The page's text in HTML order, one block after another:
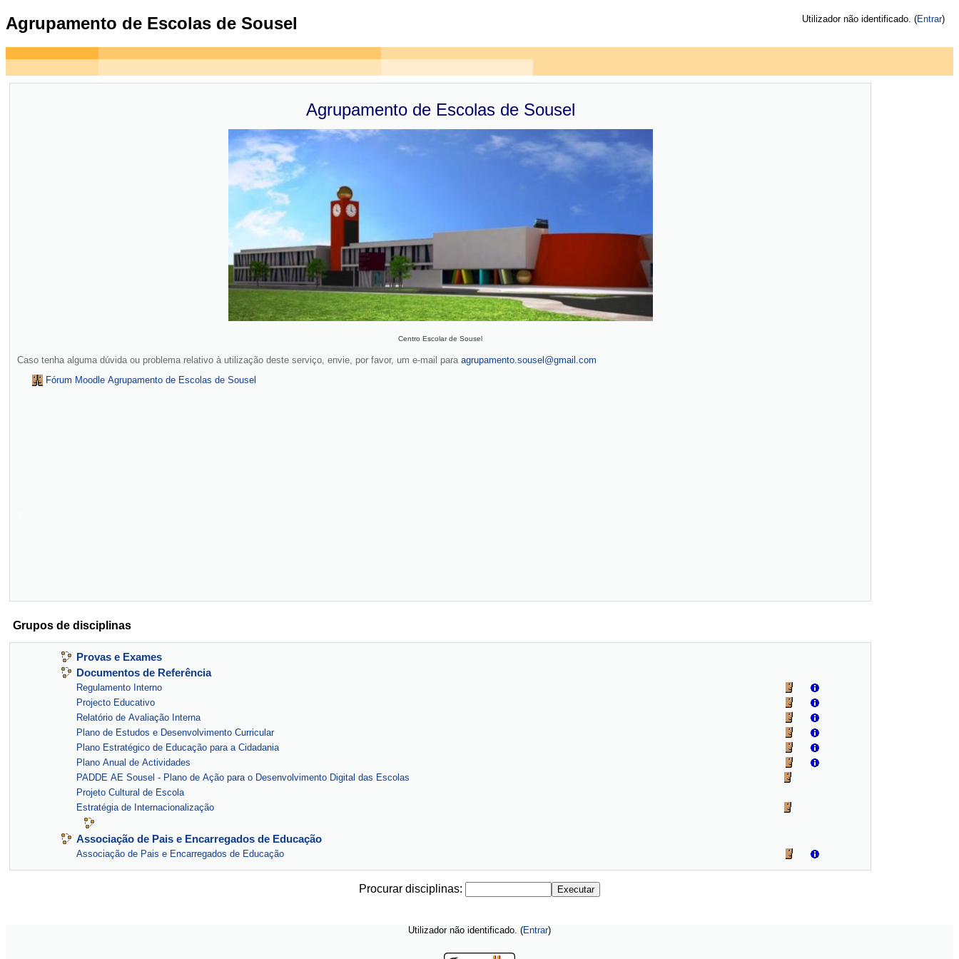
Agrupamento de Escolas de Sousel Utilizador não identificado. (Entrar)
Agrupamento de Escolas de Sousel
Centro Escolar de Sousel
Caso tenha alguma dúvida ou problema relativo à utilização deste serviço, envie, por favor, um e-mail para agrupamento.sousel@gmail.com
Fórum Moodle Agrupamento de Escolas de Sousel
Grupos de disciplinas
Provas e Exames
Documentos de Referência
Regulamento Interno
Projecto Educativo
Relatório de Avaliação Interna
Plano de Estudos e Desenvolvimento Curricular
Plano Estratégico de Educação para a Cidadania
Plano Anual de Actividades
PADDE AE Sousel - Plano de Ação para o Desenvolvimento Digital das Escolas
Projeto Cultural de Escola
Estratégia de Internacionalização
Associação de Pais e Encarregados de Educação
Associação de Pais e Encarregados de Educação
Procurar disciplinas:
Utilizador não identificado. (Entrar)